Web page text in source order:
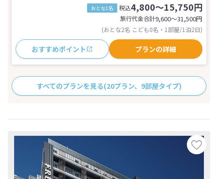
おとな1名 税込4,800～15,750円
旅行代金合計9,600〜31,500円
(おとな2名 こども0名・1部屋/1泊2日)
おすすめポイント プランの詳細
すべてのプランを見る(20プラン、9部屋タイプ)